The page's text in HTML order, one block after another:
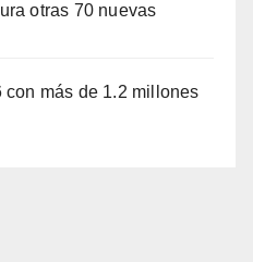
otras 70 nuevas
más de 1.2 millones